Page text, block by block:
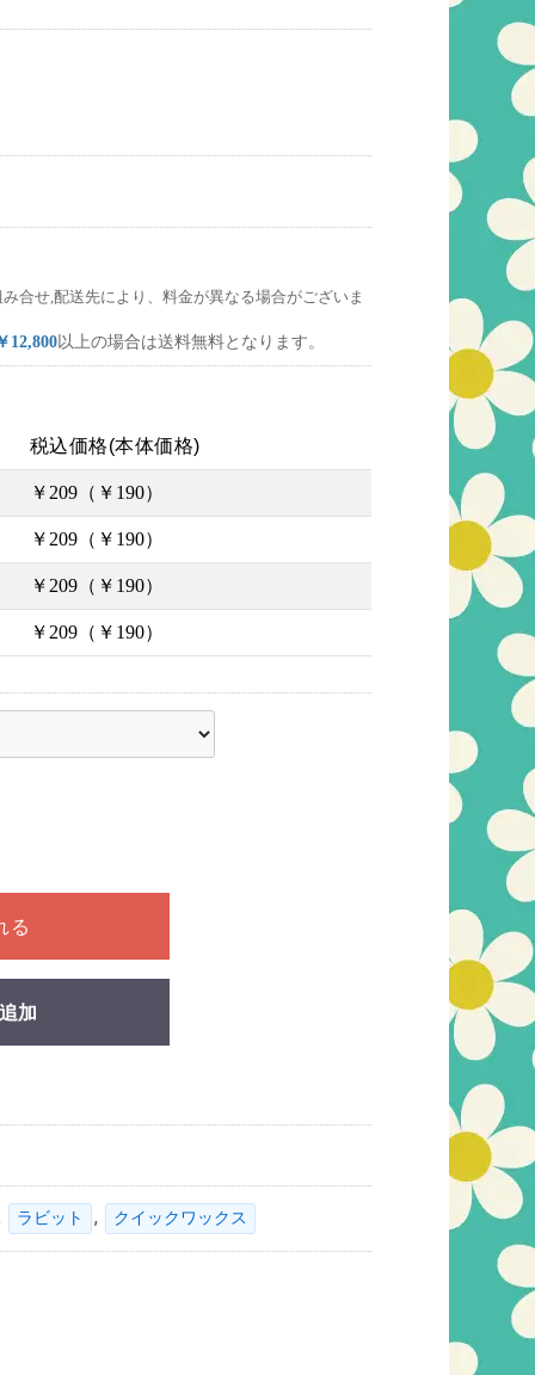
合せ,配送先により、料金が異なる場合がございま
12,800以上の場合は送料無料となります。
税込価格(本体価格)
￥209（￥190）
￥209（￥190）
￥209（￥190）
￥209（￥190）
さい
る
加
ラビット , クイックワックス